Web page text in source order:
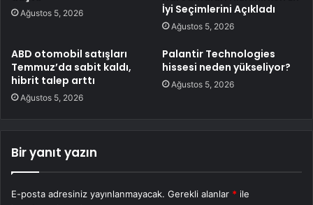
Ağustos 5, 2026
İyi Seçimlerini Açıkladı
Ağustos 5, 2026
ABD otomobil satışları
Temmuz’da sabit kaldı,
hibrit talep arttı
Ağustos 5, 2026
Palantir Technologies
hissesi neden yükseliyor?
Ağustos 5, 2026
Bir yanıt yazın
E-posta adresiniz yayınlanmayacak. Gerekli alanlar * ile